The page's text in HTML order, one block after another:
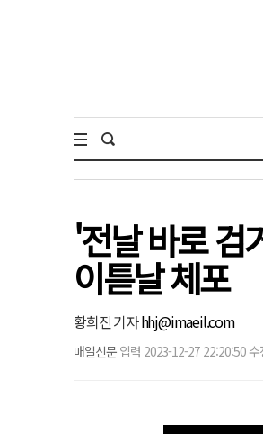
'전날 바로
이튿날 체포
황희진 기자hhj@imaeil.com
매일신문 입력 2023-12-27 22:20:50